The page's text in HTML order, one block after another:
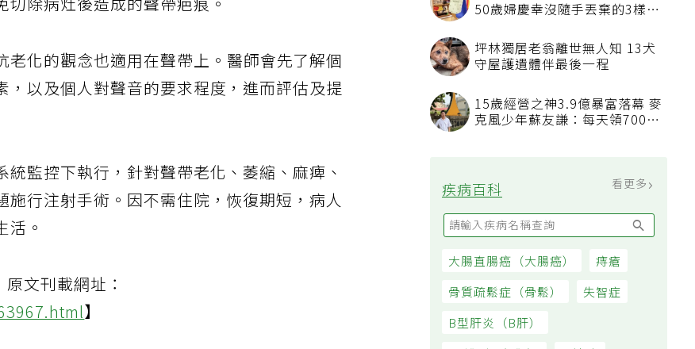
被認為無用的東西反幫了大忙！
50歲婦慶幸沒隨手丟棄的3樣物
品
坪林獨居老翁離世無人知 13犬
15歲經營之神3.9億暴富落幕 麥
疾病百科
除病灶後造成的聲帶疤痕。
抗老化的觀念也適用在聲帶上。醫師會先了解個
以及個人對聲音的要求程度，進而評估及提
監控下執行，針對聲帶老化、萎縮、麻痺、
行注射手術。因不需住院，恢復期短，病人
。
文刊載網址：
】